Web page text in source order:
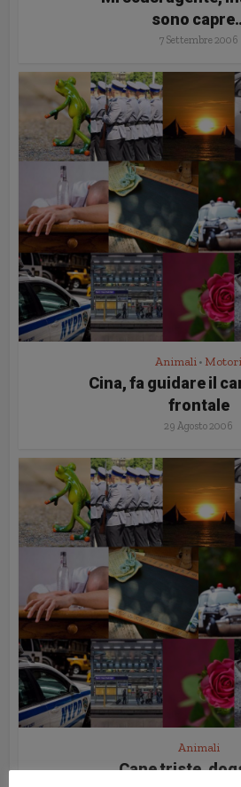
sono
7 Settembre 2006
Animali • Motori
Cina, fa guidare il
frontale
29 Agosto 2006
Animali
Cane triste,